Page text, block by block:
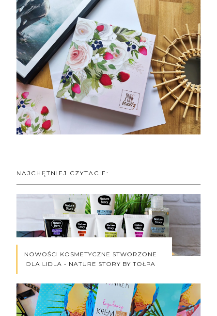
NAJCHĘTNIEJ CZYTACIE:
NOWOŚCI KOSMETYCZNE STWORZONE
DLA LIDLA - NATURE STORY BY TOŁPA